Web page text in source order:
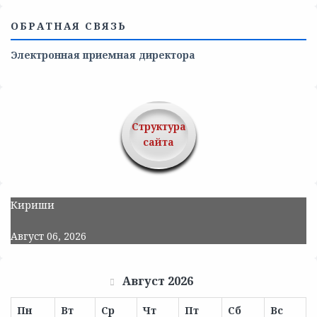
ОБРАТНАЯ СВЯЗЬ
Электронная приемная директора
Структура
сайта
Кириши
Август 06, 2026
Август 2026
Пн Вт Ср Чт Пт Сб Вс